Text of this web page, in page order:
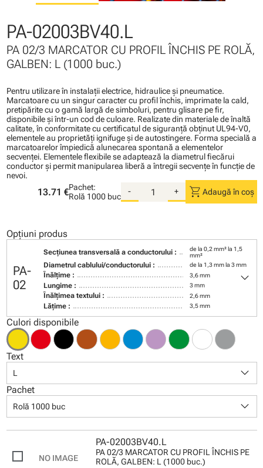
PA-02003BV40.L
PA 02/3 MARCATOR CU PROFIL ÎNCHIS PE ROLĂ,
GALBEN: L (1000 buc.)
Pentru utilizare în instalaţii electrice, hidraulice şi pneumatice.
Marcatoare cu un singur caracter cu profil închis, imprimate la cald,
pretipărite cu o gamă largă de simboluri, pentru glisare pe fir,
disponibile şi într-un cod de culoare. Realizate din materiale de înaltă
calitate, în conformitate cu certificatul de siguranţă obţinut UL94-V0,
elementele au proprietăţi ignifuge şi de autostingere. Forma specială a
marcatoarelor împiedică alunecarea spontană a elementelor
secvenţei. Elementele flexibile se adaptează la diametrul fiecărui
conductor şi permit manipularea liberă a întregii secvenţe în funcţie de
nevoi.
13.71 €Pachet:
Rolă 1000 buc
- + shopping_cart Adaugă în coș
Opțiuni produs
PA-
02
Secţiunea transversală a conductorului :
de la 0,2 mm² la 1,5
mm²
Diametrul cablului/conductorului : de la 1,3 mm la 3 mm
Înălţime : 3,6 mm
Lungime : 3 mm
Înălţimea textului : 2,6 mm
Lăţime : 3,5 mm
keyboard_arrow_down
Culori disponibile
Text
L keyboard_arrow_down
Pachet
Rolă 1000 buc keyboard_arrow_down
PA-02003BV40.L
PA 02/3 MARCATOR CU PROFIL ÎNCHIS PE
ROLĂ, GALBEN: L (1000 buc.)